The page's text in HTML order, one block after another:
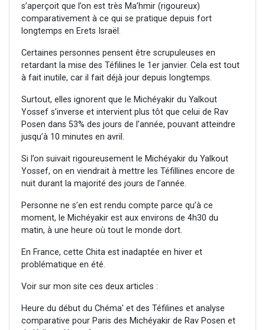
s’aperçoit que l’on est très Ma’hmir (rigoureux)
comparativement à ce qui se pratique depuis fort
longtemps en Erets Israël.
Certaines personnes pensent être scrupuleuses en
retardant la mise des Téfilines le 1er janvier. Cela est tout
à fait inutile, car il fait déjà jour depuis longtemps.
Surtout, elles ignorent que le Michéyakir du Yalkout
Yossef s’inverse et intervient plus tôt que celui de Rav
Posen dans 53% des jours de l’année, pouvant atteindre
jusqu’à 10 minutes en avril.
Si l’on suivait rigoureusement le Michéyakir du Yalkout
Yossef, on en viendrait à mettre les Téfillines encore de
nuit durant la majorité des jours de l’année.
Personne ne s’en est rendu compte parce qu’à ce
moment, le Michéyakir est aux environs de 4h30 du
matin, à une heure où tout le monde dort.
En France, cette Chita est inadaptée en hiver et
problématique en été.
Voir sur mon site ces deux articles :
Heure du début du Chéma' et des Téfilines et analyse
comparative pour Paris des Michéyakir de Rav Posen et